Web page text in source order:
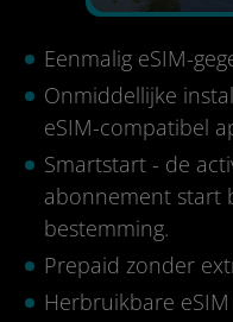
Eenmalig eSIM-
Onmiddellijke
eSIM-compatibel
Smartstart - de
abonnement start
bestemming.
Prepaid zonder
Herbruikbare